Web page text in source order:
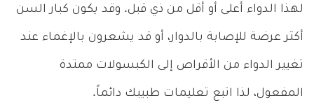
لهذا الدواء أعلى أو أقل من ذي قبل. وقد يكون كبار السن
أكثر عرضة للإصابة بالدوار، أو قد يشعرون بالإغماء عند
تغيير الدواء من الأقراص إلى الكبسولات ممتدة
المفعول، لذا اتبع تعليمات طبيبك دائماً.